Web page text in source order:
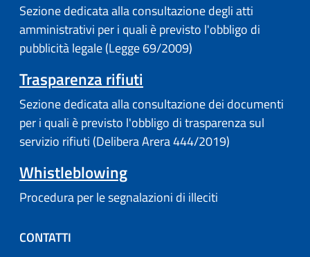
Sezione dedicata alla consultazione degli atti
amministrativi per i quali è previsto l'obbligo di
pubblicità legale (Legge 69/2009)
Trasparenza rifiuti
Sezione dedicata alla consultazione dei documenti
per i quali è previsto l'obbligo di trasparenza sul
servizio rifiuti (Delibera Arera 444/2019)
Whistleblowing
Procedura per le segnalazioni di illeciti
CONTATTI